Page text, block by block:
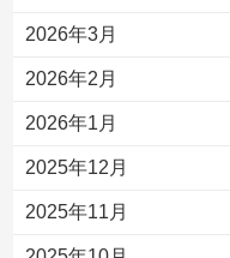
2026年3月
2026年2月
2026年1月
2025年12月
2025年11月